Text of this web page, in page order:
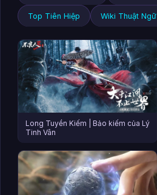
Top Tiên Hiệp Wiki Thuật Ngữ
Long Tuyền Kiếm | Bảo kiếm của Lý
Tinh Vân